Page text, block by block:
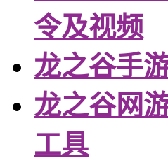
令及视频
龙之谷手
龙之谷网
工具